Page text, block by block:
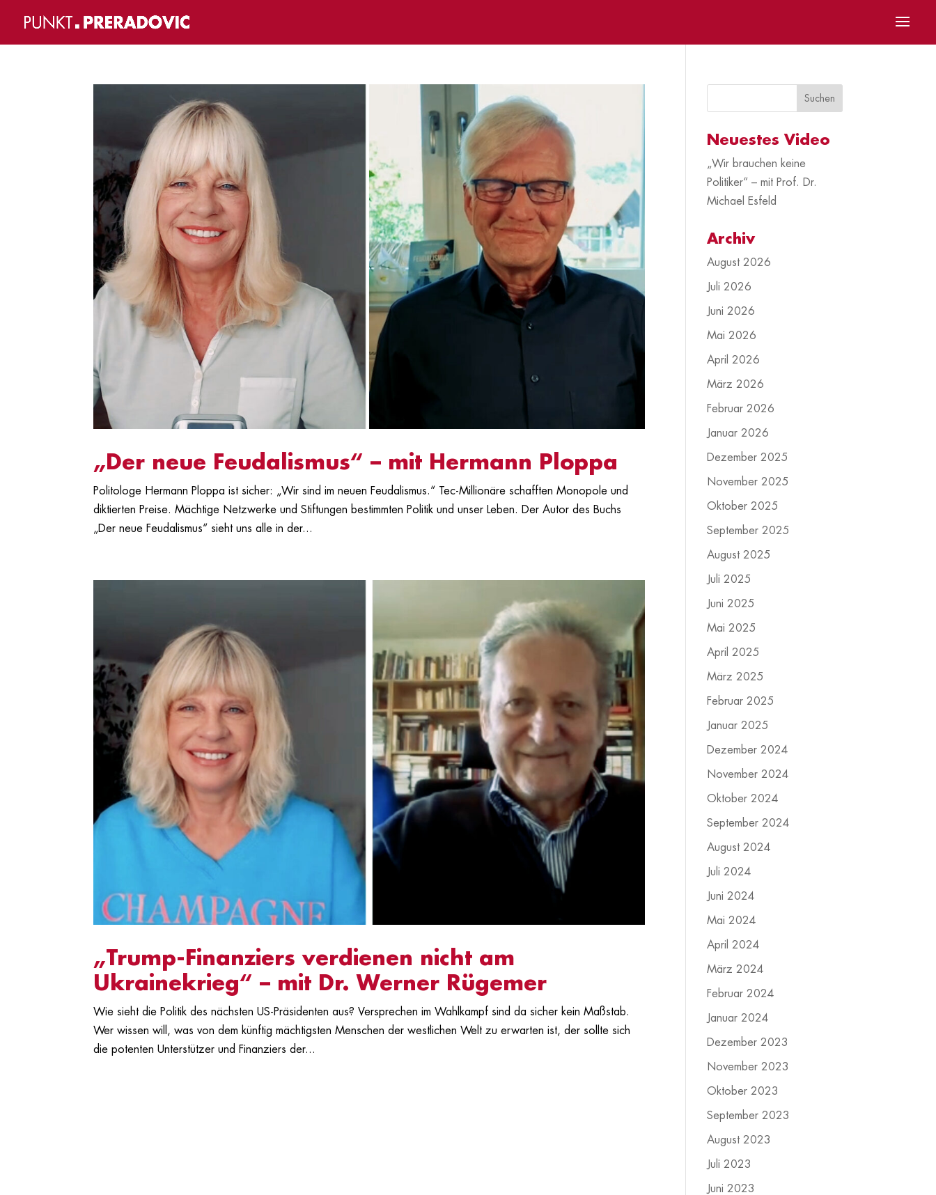
„Der neue Feudalismus“ – mit Hermann Ploppa
Politologe Hermann Ploppa ist sicher: „Wir sind im neuen Feudalismus.“ Tec-Millionäre schafften Monopole und
diktierten Preise. Mächtige Netzwerke und Stiftungen bestimmten Politik und unser Leben. Der Autor des Buchs
„Der neue Feudalismus“ sieht uns alle in der...
„Trump-Finanziers verdienen nicht am
Ukrainekrieg“ – mit Dr. Werner Rügemer
Wie sieht die Politik des nächsten US-Präsidenten aus? Versprechen im Wahlkampf sind da sicher kein Maßstab.
Wer wissen will, was von dem künftig mächtigsten Menschen der westlichen Welt zu erwarten ist, der sollte sich
die potenten Unterstützer und Finanziers der...
Neuestes Video
„Wir brauchen keine
Politiker“ – mit Prof. Dr.
Michael Esfeld
Archiv
August 2026
Juli 2026
Juni 2026
Mai 2026
April 2026
März 2026
Februar 2026
Januar 2026
Dezember 2025
November 2025
Oktober 2025
September 2025
August 2025
Juli 2025
Juni 2025
Mai 2025
April 2025
März 2025
Februar 2025
Januar 2025
Dezember 2024
November 2024
Oktober 2024
September 2024
August 2024
Juli 2024
Juni 2024
Mai 2024
April 2024
März 2024
Februar 2024
Januar 2024
Dezember 2023
November 2023
Oktober 2023
September 2023
August 2023
Juli 2023
Juni 2023